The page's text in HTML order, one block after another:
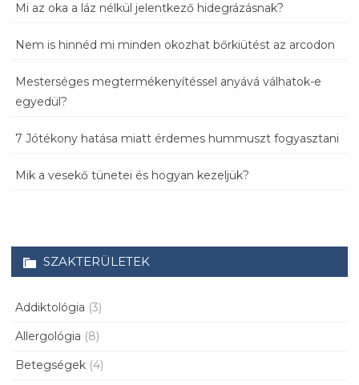
Mi az oka a láz nélkül jelentkező hidegrázásnak?
Nem is hinnéd mi minden okozhat bőrkiütést az arcodon
Mesterséges megtermékenyítéssel anyává válhatok-e
egyedül?
7 Jótékony hatása miatt érdemes hummuszt fogyasztani
Mik a vesekő tünetei és hogyan kezeljük?
SZAKTERÜLETEK
Addiktológia (3)
Allergológia (8)
Betegségek (4)